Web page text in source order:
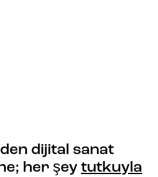
dijital sanat
her şey tutkuyla